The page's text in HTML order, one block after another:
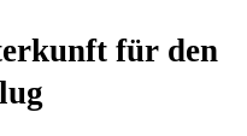
für den